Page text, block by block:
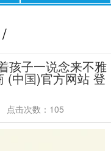
孩子一说念来不雅
(中国)官方网站 登
点击次数：105